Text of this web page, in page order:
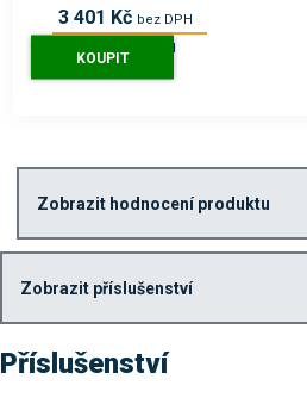
3 401 Kč bez DPH
s DPH
KOUPIT
Zobrazit hodnocení produktu
Zobrazit příslušenství
Příslušenství